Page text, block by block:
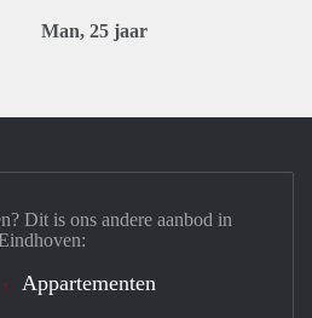
Man, 25 jaar
Dit is ons andere aanbod in
Appartementen